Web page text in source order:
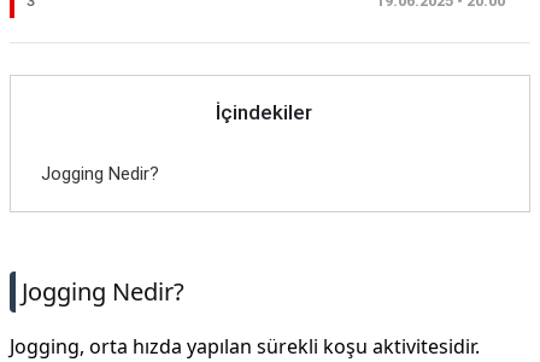
İçindekiler
Jogging Nedir?
Jogging Nedir?
Jogging, orta hızda yapılan sürekli koşu aktivitesidir.